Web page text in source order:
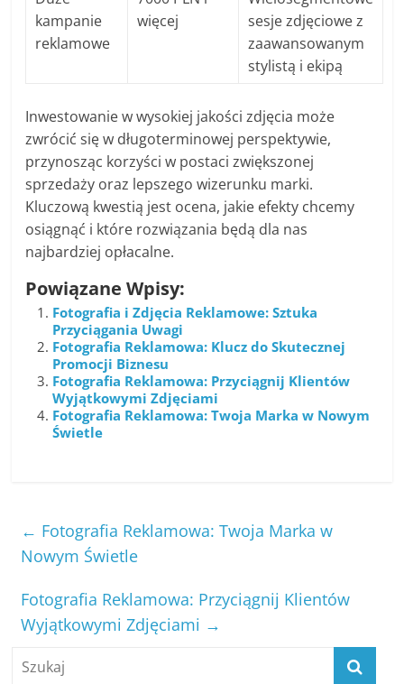
kampanie
reklamowe
więcej
sesje zdjęciowe z
zaawansowanym
stylistą i ekipą
Inwestowanie w wysokiej jakości zdjęcia może
zwrócić się w długoterminowej perspektywie,
przynosząc korzyści w postaci zwiększonej
sprzedaży oraz lepszego wizerunku marki.
Kluczową kwestią jest ocena, jakie efekty chcemy
osiągnąć i które rozwiązania będą dla nas
najbardziej opłacalne.
Powiązane Wpisy:
Fotografia i Zdjęcia Reklamowe: Sztuka
Przyciągania Uwagi
Fotografia Reklamowa: Klucz do Skutecznej
Promocji Biznesu
Fotografia Reklamowa: Przyciągnij Klientów
Wyjątkowymi Zdjęciami
Fotografia Reklamowa: Twoja Marka w Nowym
Świetle
← Fotografia Reklamowa: Twoja Marka w
Nowym Świetle
Fotografia Reklamowa: Przyciągnij Klientów
Wyjątkowymi Zdjęciami →